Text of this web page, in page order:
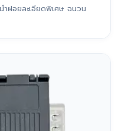
ฝอยละเอียดพิเศษ ฉนวน